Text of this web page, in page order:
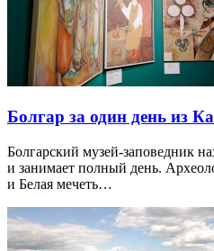
Болгар за один день из
Болгарский музей-заповедник
и занимает полный день.
и Белая мечеть…